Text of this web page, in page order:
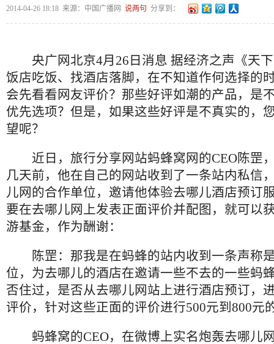
2014-04-26 18:18 来源：中国广播网 说两句 分享到：
央广网北京4月26日消息 据经济之声《天下
饭店吃饭、找酒店落脚，在不知道作何选择的
会先看看网友评价？那些好评如潮的产品，是
优先选项？但是，如果这些好评是不真实的，
望呢？
近日，旅行分享网站蚂蜂窝网的CEO陈罡
几天前，他在自己的网站收到了一条站内私信
儿网的合作单位，邀请他体验去哪儿酒店预订
要在去哪儿网上发表正面评价并配图，就可以
游基金，作为酬谢：
陈罡：那我是在蚂蜂的站内收到一条声称
位，为去哪儿的酒店在邀请一些不去的一些蚂
否住过，是否从去哪儿网站上进行酒店预订，
评价，针对这些正面的评价进行500元到800元
蚂蜂窝的CEO，在微博上实名炮轰去哪儿